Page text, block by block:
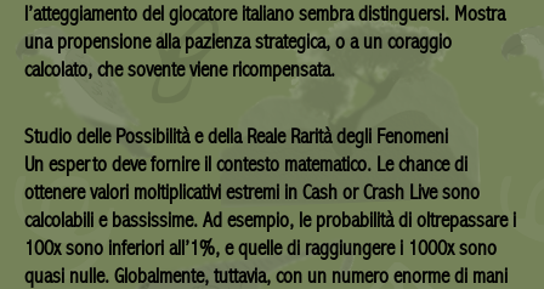
l’atteggiamento del giocatore italiano sembra distinguersi. Mostra
una propensione alla pazienza strategica, o a un coraggio
calcolato, che sovente viene ricompensata.
Studio delle Possibilità e della Reale Rarità degli Fenomeni
Un esperto deve fornire il contesto matematico. Le chance di
ottenere valori moltiplicativi estremi in Cash or Crash Live sono
calcolabili e bassissime. Ad esempio, le probabilità di oltrepassare i
100x sono inferiori all’1%, e quelle di raggiungere i 1000x sono
quasi nulle. Globalmente, tuttavia, con un numero enorme di mani